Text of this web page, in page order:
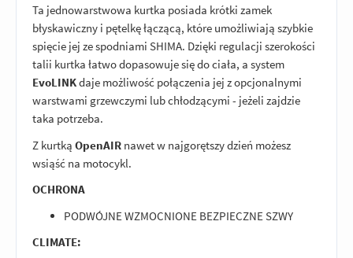
Ta jednowarstwowa kurtka posiada krótki zamek
błyskawiczny i pętelkę łączącą, które umożliwiają szybkie
spięcie jej ze spodniami SHIMA. Dzięki regulacji szerokości
talii kurtka łatwo dopasowuje się do ciała, a system
EvoLINKdaje możliwość połączenia jej z opcjonalnymi
warstwami grzewczymi lub chłodzącymi - jeżeli zajdzie
taka potrzeba.
Z kurtką OpenAIR nawet w najgorętszy dzień możesz
wsiąść na motocykl.
OCHRONA
PODWÓJNE WZMOCNIONE BEZPIECZNE SZWY
CLIMATE: